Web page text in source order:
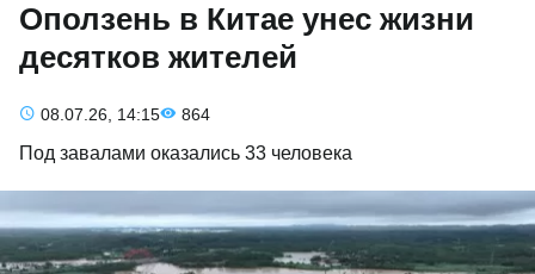
Оползень в Китае унес жизни
десятков жителей
08.07.26, 14:15 864
Под завалами оказались 33 человека